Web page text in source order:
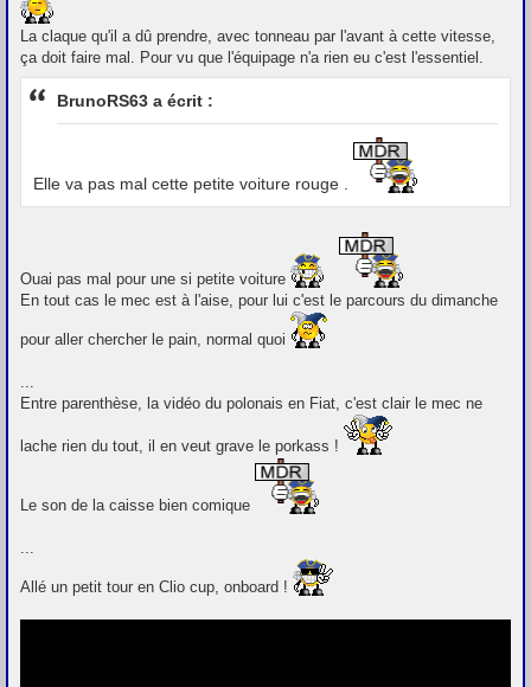
La claque qu'il a dû prendre, avec tonneau par l'avant à cette vitesse,
ça doit faire mal. Pour vu que l'équipage n'a rien eu c'est l'essentiel.
BrunoRS63 a écrit :
Elle va pas mal cette petite voiture rouge .
Ouai pas mal pour une si petite voiture
En tout cas le mec est à l'aise, pour lui c'est le parcours du dimanche
pour aller chercher le pain, normal quoi
Entre parenthèse, la vidéo du polonais en Fiat, c'est clair le mec ne
lache rien du tout, il en veut grave le porkass !
Le son de la caisse bien comique
Allé un petit tour en Clio cup, onboard !